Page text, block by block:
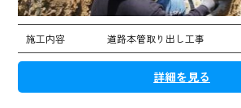
施工内容 道路本管取り出し工事
詳細を見る